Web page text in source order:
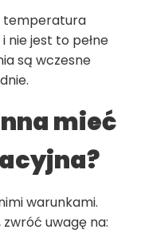
temperatura
nie jest to pełne
są wczesne
mieć
warunkami.
uwagę na: